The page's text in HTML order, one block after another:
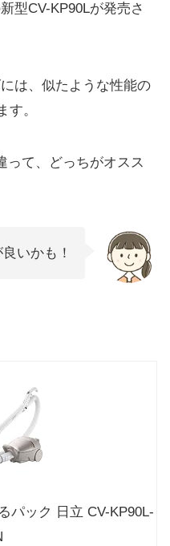
型CV-KP90Lが発売さ
は、似たような性能の
す。
って、どっちがオスス
いかも！
パック 日立 CV-KP90L-